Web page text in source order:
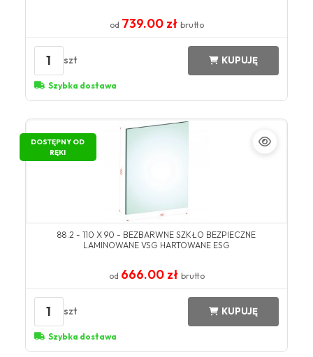
od 739.00 zł brutto
1 szt KUPUJĘ
Szybka dostawa
DOSTĘPNY OD
RĘKI
88.2 - 110 X 90 - BEZBARWNE SZKŁO BEZPIECZNE
LAMINOWANE VSG HARTOWANE ESG
od 666.00 zł brutto
1 szt KUPUJĘ
Szybka dostawa